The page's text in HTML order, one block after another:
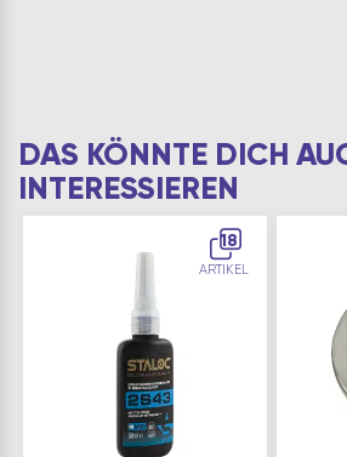
DAS KÖNNTE DICH
INTERESSIEREN
18
ARTIKEL